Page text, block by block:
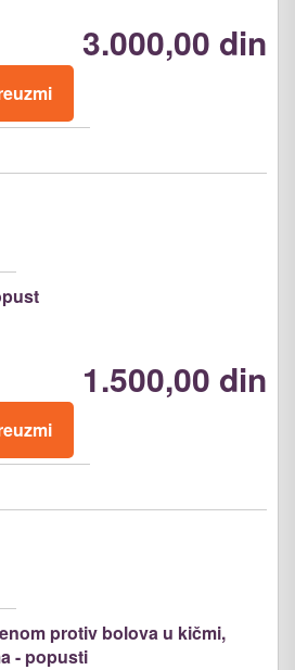
3.000,00 din
1.500,00 din
protiv bolova u kičmi,
- popusti